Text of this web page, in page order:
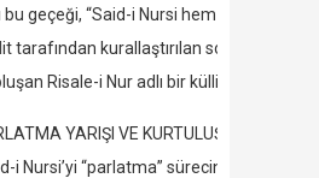
bu geçeği, “Said-i Nursi hem eski
tarafından kurallaştırılan soğuk savaş
Risale-i Nur adlı bir külliyata sahip
YARIŞI VE KURTULUŞ SAVAŞI
i Nursi’yi “parlatma” sürecinde,